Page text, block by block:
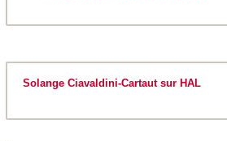
Solange Ciavaldini-Cartaut sur HAL